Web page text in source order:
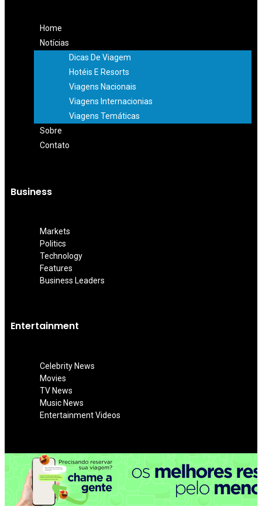
Home
Notícias
Dicas De Viagem
Hotéis E Resorts
Viagens Nacionais
Viagens Internacionias
Viagens Temáticas
Sobre
Contato
Business
Markets
Politics
Technology
Features
Business Leaders
Entertainment
Celebrity News
Movies
TV News
Music News
Entertainment Videos